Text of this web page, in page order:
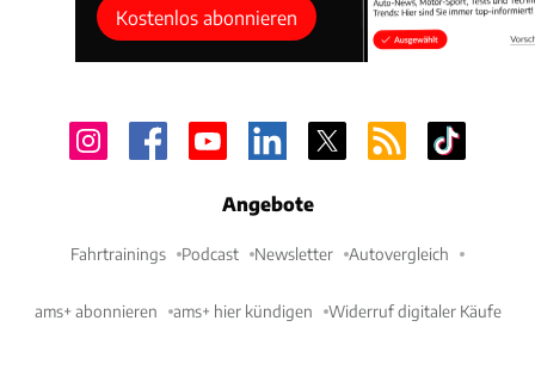
Kostenlos abonnieren
Angebote
Fahrtrainings Podcast Newsletter Autovergleich
ams+ abonnieren ams+ hier kündigen Widerruf digitaler Käufe